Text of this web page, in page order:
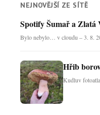
NEJNOVĚJŠÍ ZE SÍTĚ
Spotify Šumař a Zlatá
Bylo nebylo… v cloudu – 3. 8.
Hřib
Kudluv